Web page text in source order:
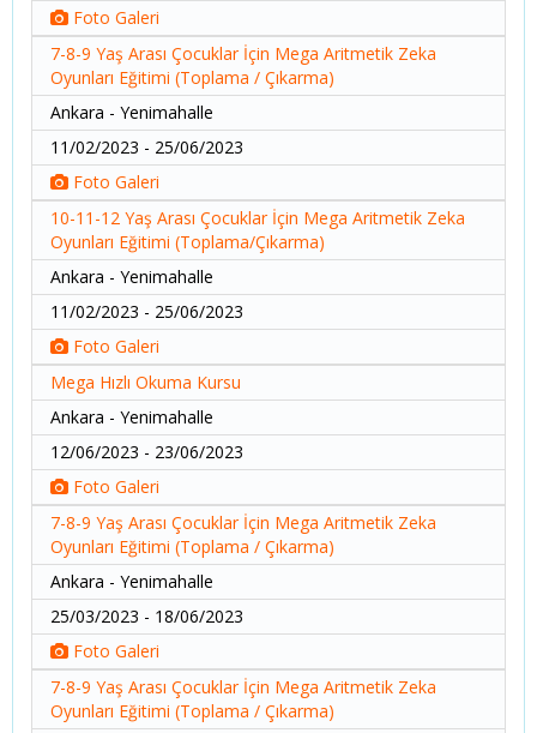
Foto Galeri
7-8-9 Yaş Arası Çocuklar İçin Mega Aritmetik Zeka
Oyunları Eğitimi (Toplama / Çıkarma)
Ankara - Yenimahalle
11/02/2023 - 25/06/2023
Foto Galeri
10-11-12 Yaş Arası Çocuklar İçin Mega Aritmetik Zeka
Oyunları Eğitimi (Toplama/Çıkarma)
Ankara - Yenimahalle
11/02/2023 - 25/06/2023
Foto Galeri
Mega Hızlı Okuma Kursu
Ankara - Yenimahalle
12/06/2023 - 23/06/2023
Foto Galeri
7-8-9 Yaş Arası Çocuklar İçin Mega Aritmetik Zeka
Oyunları Eğitimi (Toplama / Çıkarma)
Ankara - Yenimahalle
25/03/2023 - 18/06/2023
Foto Galeri
7-8-9 Yaş Arası Çocuklar İçin Mega Aritmetik Zeka
Oyunları Eğitimi (Toplama / Çıkarma)